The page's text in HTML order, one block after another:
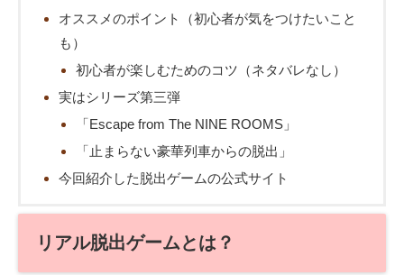
オススメのポイント（初心者が気をつけたいこと
も）
初心者が楽しむためのコツ（ネタバレなし）
実はシリーズ第三弾
「Escape from The NINE ROOMS」
「止まらない豪華列車からの脱出」
今回紹介した脱出ゲームの公式サイト
リアル脱出ゲームとは？